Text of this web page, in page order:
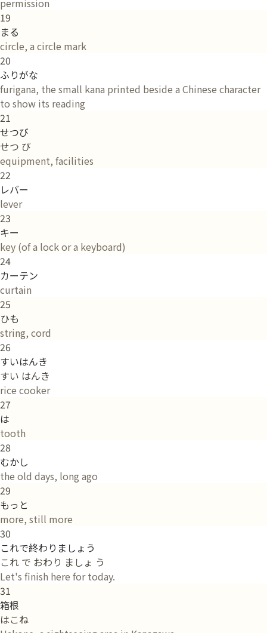
permission
19
まる
circle, a circle mark
20
ふりがな
furigana, the small kana printed beside a Chinese character
to show its reading
21
せつび
せつ び
equipment, facilities
22
レバー
lever
23
キー
key (of a lock or a keyboard)
24
カーテン
curtain
25
ひも
string, cord
26
すいはんき
すい はんき
rice cooker
27
は
tooth
28
むかし
the old days, long ago
29
もっと
more, still more
30
これで終わりましょう
これ で おわり ましょ う
Let's finish here for today.
31
箱根
はこね